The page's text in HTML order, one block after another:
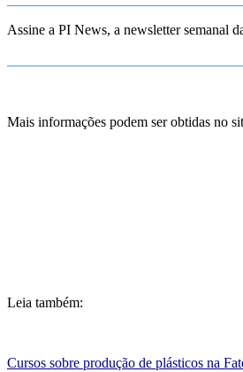
Assine a PI News, a newsletter semanal
Mais informações podem ser obtidas no
Leia também:
Cursos sobre produção de plásticos na